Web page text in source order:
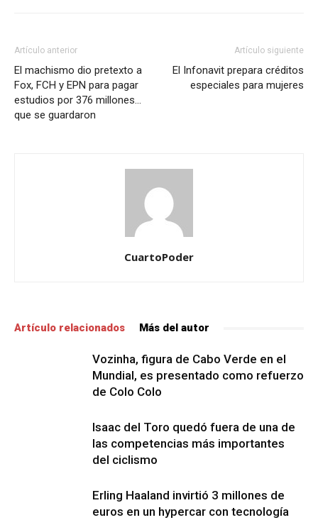
Artículo anterior
El machismo dio pretexto a
Fox, FCH y EPN para pagar
estudios por 376 millones…
que se guardaron
Artículo siguiente
El Infonavit prepara créditos
especiales para mujeres
CuartoPoder
Artículo relacionados Más del autor
Vozinha, figura de Cabo Verde en el
Mundial, es presentado como refuerzo
de Colo Colo
Isaac del Toro quedó fuera de una de
las competencias más importantes
del ciclismo
Erling Haaland invirtió 3 millones de
euros en un hypercar con tecnología